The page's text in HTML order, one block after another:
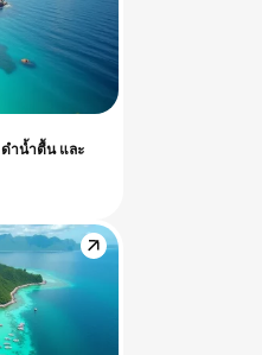
ดำน้ำตื้น และ